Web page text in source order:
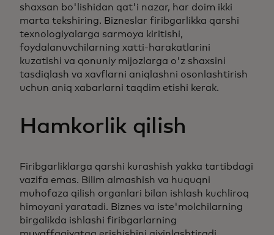
shaxsan bo'lishidan qat'i nazar, har doim ikki
marta tekshiring. Bizneslar firibgarlikka qarshi
texnologiyalarga sarmoya kiritishi,
foydalanuvchilarning xatti-harakatlarini
kuzatishi va qonuniy mijozlarga o'z shaxsini
tasdiqlash va xavflarni aniqlashni osonlashtirish
uchun aniq xabarlarni taqdim etishi kerak.
Hamkorlik qilish
Firibgarliklarga qarshi kurashish yakka tartibdagi
vazifa emas. Bilim almashish va huquqni
muhofaza qilish organlari bilan ishlash kuchliroq
himoyani yaratadi. Biznes va iste'molchilarning
birgalikda ishlashi firibgarlarning